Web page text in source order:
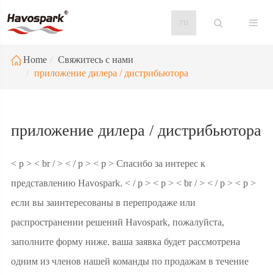
ru
Home
Свяжитесь с нами
приложение дилера / дистрибьютора
приложение дилера / дистрибьютора
< p > < br / > < / p > < p > Спасибо за интерес к
представлению Havospark. < / p > < p > < br / > < / p > < p >
если вы заинтересованы в перепродаже или
распространении решений Havospark, пожалуйста,
заполните форму ниже. ваша заявка будет рассмотрена
одним из членов нашей команды по продажам в течение